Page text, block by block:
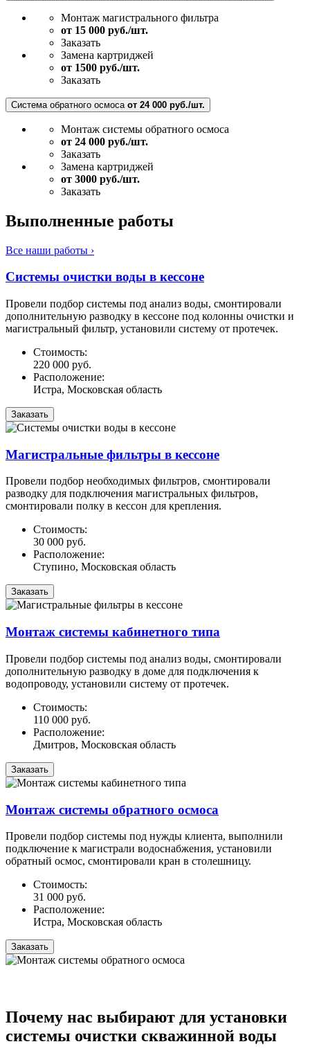
Монтаж магистрального фильтра
от 15 000 руб./шт.
Заказать
Замена картриджей
от 1500 руб./шт.
Заказать
Система обратного осмоса от 24 000 руб./шт.
Монтаж системы обратного осмоса
от 24 000 руб./шт.
Заказать
Замена картриджей
от 3000 руб./шт.
Заказать
Выполненные работы
Все наши работы ›
Системы очистки воды в кессоне
Провели подбор системы под анализ воды, смонтировали
дополнительную разводку в кессоне под колонны очистки и
магистральный фильтр, установили систему от протечек.
Стоимость:
220 000 руб.
Расположение:
Истра, Московская область
Заказать
Магистральные фильтры в кессоне
Провели подбор необходимых фильтров, смонтировали
разводку для подключения магистральных фильтров,
смонтировали полку в кессон для крепления.
Стоимость:
30 000 руб.
Расположение:
Ступино, Московская область
Заказать
Монтаж системы кабинетного типа
Провели подбор системы под анализ воды, смонтировали
дополнительную разводку в доме для подключения к
водопроводу, установили систему от протечек.
Стоимость:
110 000 руб.
Расположение:
Дмитров, Московская область
Заказать
Монтаж системы обратного осмоса
Провели подбор системы под нужды клиента, выполнили
подключение к магистрали водоснабжения, установили
обратный осмос, смонтировали кран в столешницу.
Стоимость:
31 000 руб.
Расположение:
Истра, Московская область
Заказать
Почему нас выбирают для установки
системы очистки скважинной воды